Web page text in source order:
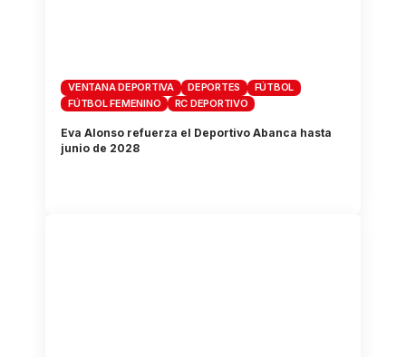
VENTANA DEPORTIVA DEPORTES
FÚTBOL
FÚTBOL FEMENINO
RC DEPORTIVO
Eva Alonso refuerza el Deportivo Abanca hasta
junio de 2028